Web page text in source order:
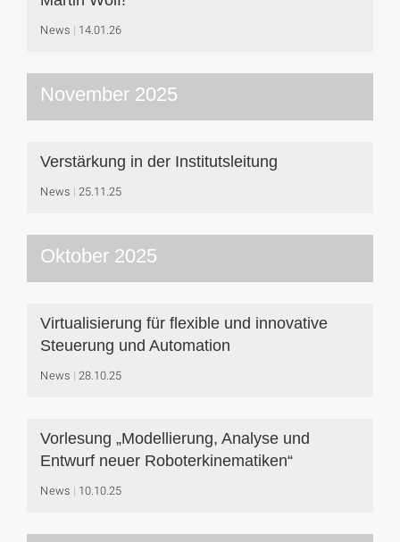
News 14.01.26
November 2025
Verstärkung in der Institutsleitung
News 25.11.25
Oktober 2025
Virtualisierung für flexible und innovative
Steuerung und Automation
News 28.10.25
Vorlesung „Modellierung, Analyse und
Entwurf neuer Roboterkinematiken“
News 10.10.25